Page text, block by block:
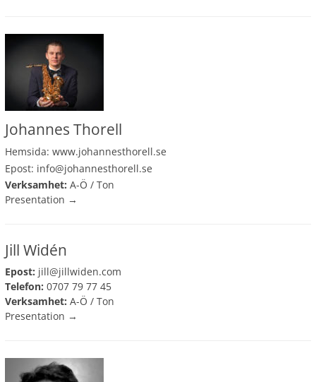
Johannes Thorell
Hemsida: www.johannesthorell.se
Epost: info@johannesthorell.se
Verksamhet: A-Ö / Ton
Presentation →
Jill Widén
Epost: jill@jillwiden.com
Telefon: 0707 79 77 45
Verksamhet: A-Ö / Ton
Presentation →